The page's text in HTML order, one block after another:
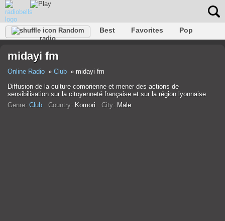
Random
radio
Best Favorites
Pop
Hip-Hop
Trance
midayi fm
Online Radio Club
midayi fm
Diffusion de la culture comorienne et mener des actions de
sensibilisation sur la citoyenneté française et sur la région lyonnaise
Genre: Club Country: Komori City: Male